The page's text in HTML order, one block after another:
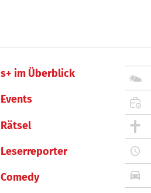
s+ im Überblick
Events
Rätsel
Leserreporter
Comedy